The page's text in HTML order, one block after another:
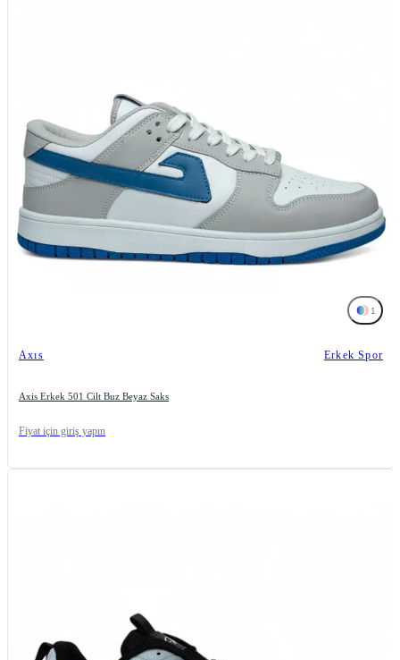
1
Axıs Erkek Spor
Axis Erkek 501 Cilt Buz Beyaz Saks
Fiyat için giriş yapın